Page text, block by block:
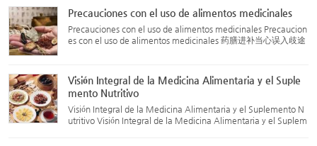
s...
Precauciones con el uso de alimentos medicinales
Precauciones con el uso de alimentos medicinales Precaucion
es con el uso de alimentos medicinales 药膳进补当心误入歧途
l...
Visión Integral de la Medicina Alimentaria y el Suple
mento Nutritivo
Visión Integral de la Medicina Alimentaria y el Suplemento N
utritivo Visión Integral de la Medicina Alimentaria y el Suplem